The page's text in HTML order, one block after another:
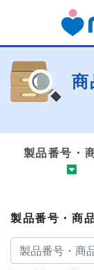
商
製品番号・
製品番号・商